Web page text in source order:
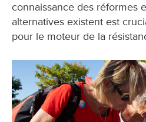
connaissance des réformes
alternatives existent est
pour le moteur de la